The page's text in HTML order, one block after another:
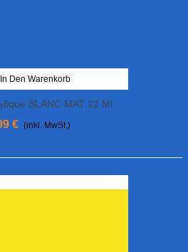
In Den Warenkorb
BLANC MAT 22 Ml
€ (inkl. MwSt.)